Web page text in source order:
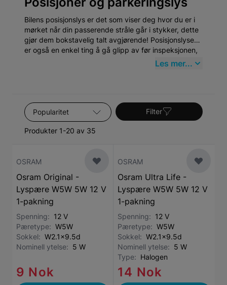
Bilens posisjonslys er det som viser deg hvor du er i
mørket når din passerende stråle går i stykker, dette
gjør dem bokstavelig talt avgjørende! Posisjonslysene
er også en enkel ting å gå glipp av før inspeksjonen,
så sørg for å ha en ekstra i hanskerommet forberedt
Les mer...
Sorter etter
Produkter 1-20 av 35
Filter
OSRAM
Osram Original -
Lyspære W5W 5W 12 V
1-pakning
Spenning: 12 V
Pæretype: W5W
Sokkel: W2.1x9.5d
Nominell ytelse: 5 W
9 Nok
OSRAM
Osram Ultra Life -
Lyspære W5W 5W 12 V
1-pakning
Spenning: 12 V
Pæretype: W5W
Sokkel: W2.1x9.5d
Nominell ytelse: 5 W
Type: Halogen
14 Nok